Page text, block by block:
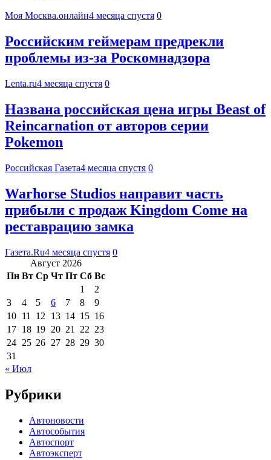
Моя Москва.онлайн4 месяца спустя 0
Российским геймерам предрекли
проблемы из-за Роскомнадзора
Lenta.ru4 месяца спустя 0
Названа российская цена игры Beast of
Reincarnation от авторов серии
Pokemon
Российская Газета4 месяца спустя 0
Warhorse Studios направит часть
прибыли с продаж Kingdom Come на
реставрацию замка
Газета.Ru4 месяца спустя 0
Август 2026
Пн Вт Ср Чт Пт Сб Вс
1
2
3
4 5 6 7 8
9
10 11 12 13 14 15 16
17 18 19 20 21 22 23
24 25 26 27 28 29 30
31
« Июл
Рубрики
Автоновости
Автособытия
Автоспорт
Автоэксперт